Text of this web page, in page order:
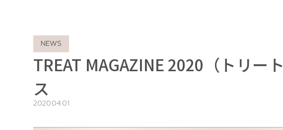
NEWS
TREAT MAGAZINE 2020（トリー
ス
2020.04.01